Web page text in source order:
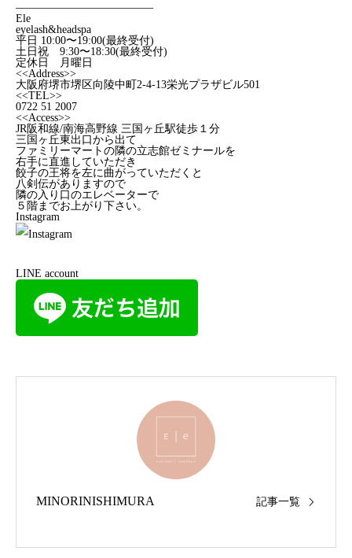
————————————–
Ele
eyelash&headspa
平日 10:00〜19:00(最終受付)
土日祝 9:30〜18:30(最終受付)
定休日 月曜日
<<Address>>
大阪府堺市堺区向陵中町2-4-13栄光プラザビル501
<<TEL>>
0722 51 2007
<<Access>>
JR阪和線/南海高野線 三国ヶ丘駅徒歩１分
三国ヶ丘東出口から出て
ファミリーマートの隣の立志館ゼミナールを
右手に直進していただき
餃子の王将を左に曲がっていただくと
八剣伝がありますので
隣の入り口のエレベーターで
５階までお上がり下さい。
Instagram
LINE account
MINORINISHIMURA 記事一覧